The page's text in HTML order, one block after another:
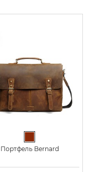
Портфель Bernard